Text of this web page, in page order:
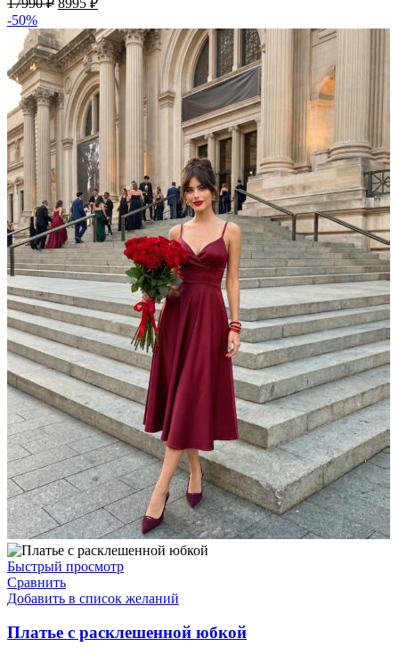
составляла
17990 ₽.
8995 ₽.
-50%
Быстрый просмотр
Сравнить
Добавить в список желаний
Платье с расклешенной юбкой